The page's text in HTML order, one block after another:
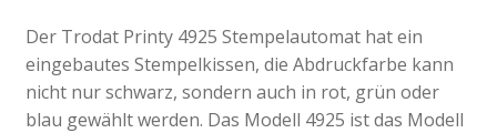
Der Trodat Printy 4925 Stempelautomat hat ein
eingebautes Stempelkissen, die Abdruckfarbe kann
nicht nur schwarz, sondern auch in rot, grün oder
blau gewählt werden. Das Modell 4925 ist das Modell